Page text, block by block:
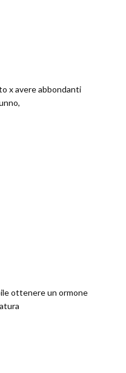
x avere abbondanti
ottenere un ormone